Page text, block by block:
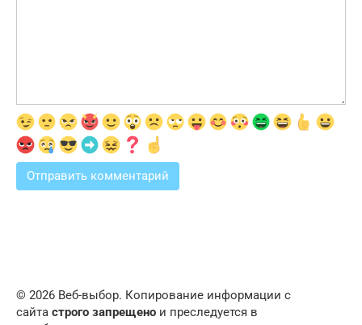
© 2026 Веб-выбор. Копирование информации с
сайта строго запрещено и преследуется в